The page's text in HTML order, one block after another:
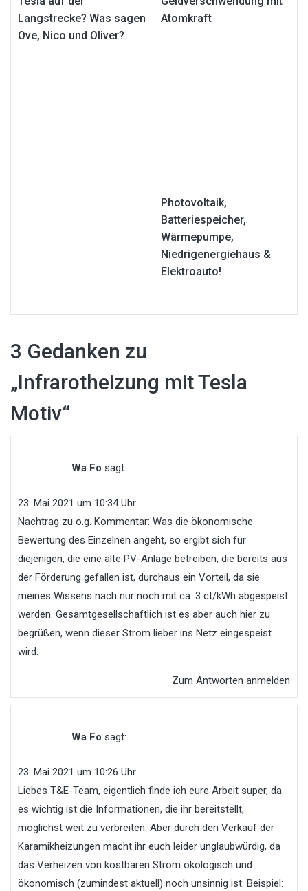
Langstrecke? Was sagen
Ove, Nico und Oliver?
Atomkraft
Photovoltaik,
Batteriespeicher,
Wärmepumpe,
Niedrigenergiehaus &
Elektroauto!
3 Gedanken zu
„Infrarotheizung mit Tesla
Motiv“
Wa Fo sagt:
23. Mai 2021 um 10:34 Uhr
Nachtrag zu o.g. Kommentar: Was die ökonomische
Bewertung des Einzelnen angeht, so ergibt sich für
diejenigen, die eine alte PV-Anlage betreiben, die bereits aus
der Förderung gefallen ist, durchaus ein Vorteil, da sie
meines Wissens nach nur noch mit ca. 3 ct/kWh abgespeist
werden. Gesamtgesellschaftlich ist es aber auch hier zu
begrüßen, wenn dieser Strom lieber ins Netz eingespeist
wird.
Zum Antworten anmelden
Wa Fo sagt:
23. Mai 2021 um 10:26 Uhr
Liebes T&E-Team, eigentlich finde ich eure Arbeit super, da
es wichtig ist die Informationen, die ihr bereitstellt,
möglichst weit zu verbreiten. Aber durch den Verkauf der
Karamikheizungen macht ihr euch leider unglaubwürdig, da
das Verheizen von kostbaren Strom ökologisch und
ökonomisch (zumindest aktuell) noch unsinnig ist. Beispiel: